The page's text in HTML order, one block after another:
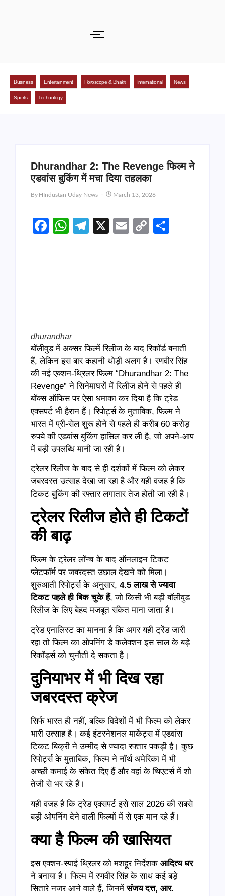
Business Entertainment Horoscope & Bhakti International News
Sports Technology
Dhurandhar 2: The Revenge फिल्म ने
एडवांस बुकिंग में मचा दिया तहलका
By HIndustan Uday News March 13, 2026
Facebook
WhatsApp
Telegram
X EmailCopy
dhurandhar
बॉलीवुड में अक्सर फिल्में रिलीज के बाद रिकॉर्ड बनाती
हैं, लेकिन इस बार कहानी थोड़ी अलग है। रणवीर सिंह
की नई एक्शन-थ्रिलर फिल्म “Dhurandhar 2: The
Revenge” ने सिनेमाघरों में रिलीज होने से पहले ही
बॉक्स ऑफिस पर ऐसा धमाका कर दिया है कि ट्रेड
एक्सपर्ट भी हैरान हैं। रिपोर्ट्स के मुताबिक, फिल्म ने
भारत में प्री-सेल शुरू होने से पहले ही करीब 60 करोड़
रुपये की एडवांस बुकिंग हासिल कर ली है, जो अपने-आप
में बड़ी उपलब्धि मानी जा रही है।
ट्रेलर रिलीज के बाद से ही दर्शकों में फिल्म को लेकर
जबरदस्त उत्साह देखा जा रहा है और यही वजह है कि
टिकट बुकिंग की रफ्तार लगातार तेज होती जा रही है।
ट्रेलर रिलीज होते ही टिकटों
की बाढ़
फिल्म के ट्रेलर लॉन्च के बाद ऑनलाइन टिकट
प्लेटफॉर्म पर जबरदस्त उछाल देखने को मिला।
शुरुआती रिपोर्ट्स के अनुसार, 4.5लाख से ज्यादा
टिकट पहले ही बिक चुके हैं, जो किसी भी बड़ी बॉलीवुड
रिलीज के लिए बेहद मजबूत संकेत माना जाता है।
ट्रेड एनालिस्ट का मानना है कि अगर यही ट्रेंड जारी
रहा तो फिल्म का ओपनिंग डे कलेक्शन इस साल के बड़े
रिकॉर्ड्स को चुनौती दे सकता है।
दुनियाभर में भी दिख रहा
जबरदस्त क्रेज
सिर्फ भारत ही नहीं, बल्कि विदेशों में भी फिल्म को लेकर
भारी उत्साह है। कई इंटरनेशनल मार्केट्स में एडवांस
टिकट बिक्री ने उम्मीद से ज्यादा रफ्तार पकड़ी है। कुछ
रिपोर्ट्स के मुताबिक, फिल्म ने नॉर्थ अमेरिका में भी
अच्छी कमाई के संकेत दिए हैं और वहां के थिएटर्स में शो
तेजी से भर रहे हैं।
यही वजह है कि ट्रेड एक्सपर्ट इसे साल 2026 की सबसे
बड़ी ओपनिंग देने वाली फिल्मों में से एक मान रहे हैं।
क्या है फिल्म की खासियत
इस एक्शन-स्पाई थ्रिलर को मशहूर निर्देशक आदित्य धर
ने बनाया है। फिल्म में रणवीर सिंह के साथ कई बड़े
सितारे नजर आने वाले हैं, जिनमेंसंजय दत्त, आर.